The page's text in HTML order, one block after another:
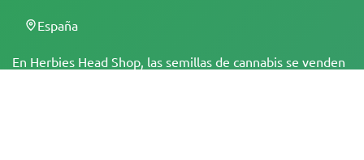
En Herbies Head Shop, las semillas de cannabis se venden
España